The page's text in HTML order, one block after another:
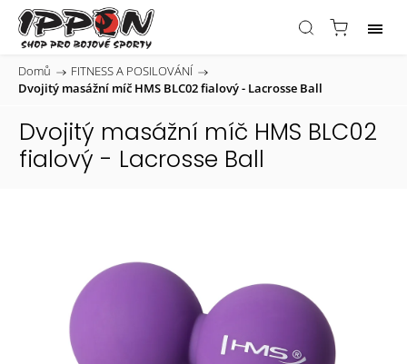
Domů / FITNESS A POSILOVÁNÍ /
Dvojitý masážní míč HMS BLC02 fialový - Lacrosse Ball
Dvojitý masážní míč HMS BLC02
fialový - Lacrosse Ball